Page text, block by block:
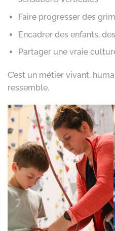
Faire progresser des
Encadrer des enfants,
Partager une vraie
C’est un métier vivant,
ressemble.